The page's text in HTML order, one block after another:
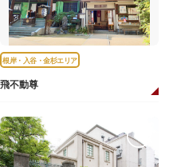
根岸・入谷・金杉エリア
飛不動尊